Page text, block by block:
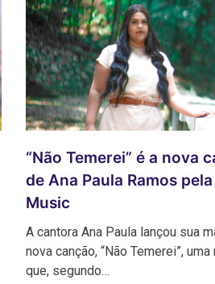
“Não Temerei” é a nova
de Ana Paula Ramos
Music
A cantora Ana Paula lançou sua
nova canção, “Não Temerei”,
que, segundo…